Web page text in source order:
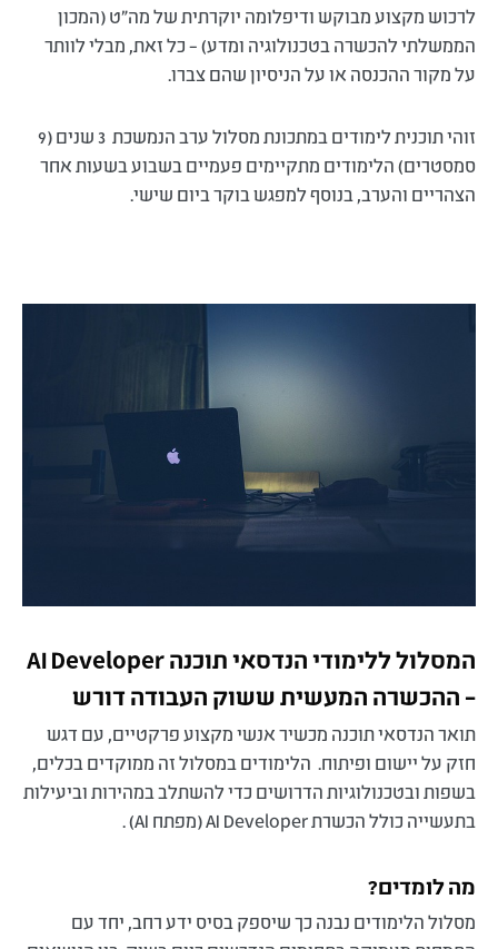
לרכוש מקצוע מבוקש ודיפלומה יוקרתית של מה"ט (המכון
הממשלתי להכשרה בטכנולוגיה ומדע) – כל זאת, מבלי לוותר
על מקור ההכנסה או על הניסיון שהם צברו.
זוהי תוכנית לימודים במתכונת מסלול ערב הנמשכת 3 שנים (9
סמסטרים) הלימודים מתקיימים פעמיים בשבוע בשעות אחר
הצהריים והערב, בנוסף למפגש בוקר ביום שישי.
המסלול ללימודי הנדסאי תוכנה AI Developer
– ההכשרה המעשית ששוק העבודה דורש
תואר הנדסאי תוכנה מכשיר אנשי מקצוע פרקטיים, עם דגש
חזק על יישום ופיתוח. הלימודים במסלול זה ממוקדים בכלים,
בשפות ובטכנולוגיות הדרושים כדי להשתלב במהירות וביעילות
בתעשייה כולל הכשרת AI Developer (מפתח AI) .
מה לומדים?
מסלול הלימודים נבנה כך שיספק בסיס ידע רחב, יחד עם